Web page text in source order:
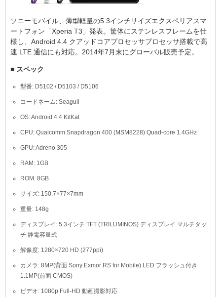
ソニーモバイル、薄型軽量の5.3インチサイズエクスペリアスマ
ートフォン「Xperia T3」発表。筐体にステンレスフレームを仕
様し、Android 4.4 クアッドコアプロセッサプロセッサ搭載で高
速 LTE 通信にも対応。2014年7月末にグローバル販売予定。
■ スペック
型番: D5102 / D5103 / D5106
コードネーム: Seagull
OS: Android 4.4 KitKat
CPU: Qualcomm Snapdragon 400 (MSM8228) Quad-core 1.4GHz
GPU: Adreno 305
RAM: 1GB
ROM: 8GB
サイズ: 150.7×77×7mm
重量: 148g
ディスプレイ: 5.3インチ TFT (TRILUMINOS) ディスプレイ マルチタッ
チ 静電容量式
解像度: 1280×720 HD (277ppi)
カメラ: 8MP(背面 Sony Exmor RS for Mobile) LED フラッシュ付き
1.1MP(前面 CMOS)
ビデオ: 1080p Full-HD 動画撮影対応